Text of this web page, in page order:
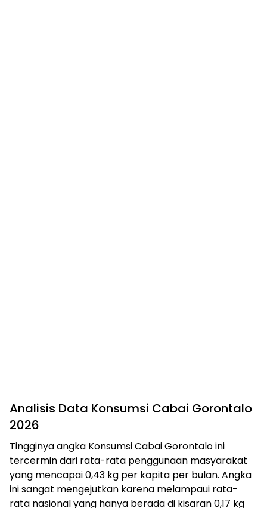
Analisis Data Konsumsi Cabai Gorontalo
2026
Tingginya angka Konsumsi Cabai Gorontalo ini
tercermin dari rata-rata penggunaan masyarakat
yang mencapai 0,43 kg per kapita per bulan. Angka
ini sangat mengejutkan karena melampaui rata-
rata nasional yang hanya berada di kisaran 0,17 kg